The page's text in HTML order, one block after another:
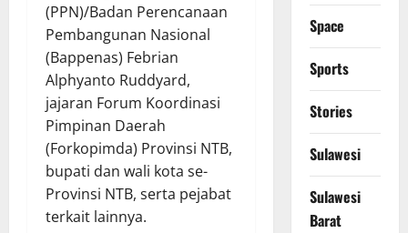
(PPN)/Badan Perencanaan
Pembangunan Nasional
(Bappenas) Febrian
Alphyanto Ruddyard,
jajaran Forum Koordinasi
Pimpinan Daerah
(Forkopimda) Provinsi NTB,
bupati dan wali kota se-
Provinsi NTB, serta pejabat
terkait lainnya.
Space
Sports
Stories
Sulawesi
Sulawesi
Barat